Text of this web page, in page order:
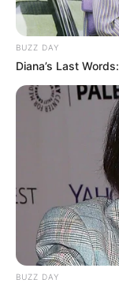
10:08 / 06 Avqust
Spirt, çörək
enerjisi:
54
BUZZ DAY
Diana’s Last
BUZZ DAY